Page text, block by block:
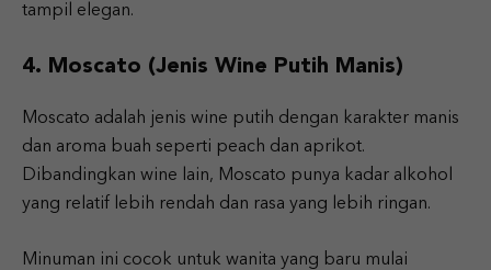
tampil elegan.
4. Moscato (Jenis Wine Putih Manis)
Moscato adalah jenis wine putih dengan karakter manis
dan aroma buah seperti peach dan aprikot.
Dibandingkan wine lain, Moscato punya kadar alkohol
yang relatif lebih rendah dan rasa yang lebih ringan.
Minuman ini cocok untuk wanita yang baru mulai